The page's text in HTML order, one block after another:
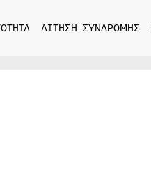
ΑΙΤΗΣΗ ΣΥΝΔΡΟΜΗΣ